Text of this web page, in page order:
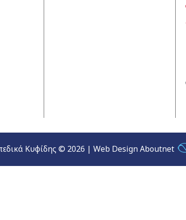
Κυφίδης © 2026 | Web Design Aboutnet